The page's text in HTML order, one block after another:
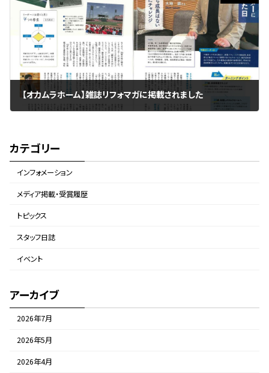
【オカムラホーム】雑誌リフォマガに掲載されました
カテゴリー
インフォメーション
メディア掲載・受賞履歴
トピックス
スタッフ日誌
イベント
アーカイブ
2026年7月
2026年5月
2026年4月